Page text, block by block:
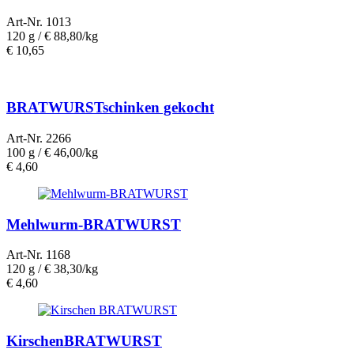
Art-Nr. 1013
120 g /€ 88,80/kg
€ 10,65
BRATWURSTschinken gekocht
Art-Nr. 2266
100 g /€ 46,00/kg
€ 4,60
Mehlwurm-BRATWURST
Art-Nr. 1168
120 g /€ 38,30/kg
€ 4,60
KirschenBRATWURST